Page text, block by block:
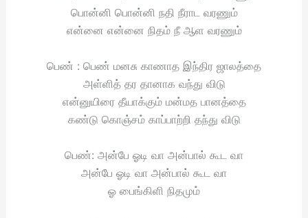
பொன்னி பொன்னி நதி நீராட வரணும்
என்னை என்னை நிதம் நீ ஆள வரணும்
பெண் : பெண் மனசு காணாத இந்திர ஜாலத்தை
அள்ளித் தர தானாக வந்து விடு
என்னுயிரை தீயாக்கும் மன்மத பானத்தை
கண்டு கொஞ்சம் காப்பாற்றி தந்து விடு
பெண்: அன்பே ஓடி வா அன்பால் கூட வா
அன்பே ஓடி வா அன்பால் கூட வா
ஓ பைங்கிளி நிதமும்